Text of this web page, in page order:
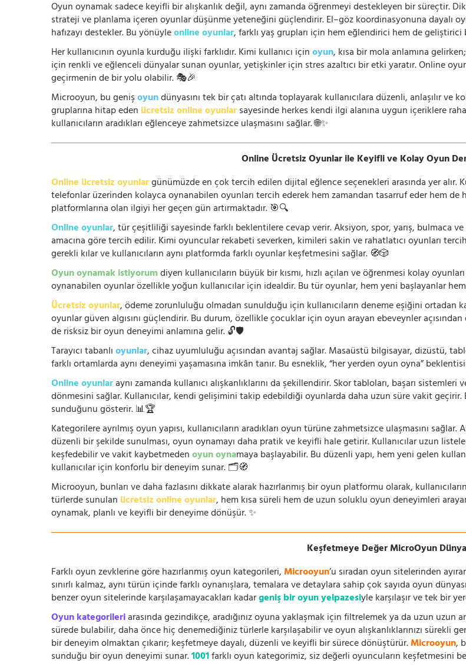
Oyun oynamak sadece keyifli bir alışkanlık değil, aynı zamanda öğrenmeyi destekleyen bir süreçtir.
strateji ve planlama içeren oyunlar düşünme yeteneğini güçlendirir. El–göz koordinasyonuna dayalı
hafızayı destekler. Bu yönüyleonline oyunlar, farklı yaş grupları için hem eğlendirici hem de
Her kullanıcının oyunla kurduğu ilişki farklıdır. Kimi kullanıcı içinoyun, kısa bir mola anlamına
için renkli ve eğlenceli dünyalar sunan oyunlar, yetişkinler için stres azaltıcı bir etki yaratır. Online
geçirmenin de bir yolu olabilir. 🎭🎉
Microoyun, bu genişoyundünyasını tek bir çatı altında toplayarak kullanıcılara düzenli, anlaşılır
gruplarına hitap eden ücretsiz online oyunlarsayesinde herkes kendi ilgi alanına uygun içeriklere
kullanıcıların aradıkları eğlenceye zahmetsizce ulaşmasını sağlar. 🌐✨
Online Ücretsiz Oyunlar ile Keyifli ve Kolay Oyun
Online ücretsiz oyunlargünümüzde en çok tercih edilen dijital eğlence seçenekleri arasında yer
telefonlar üzerinden kolayca oynanabilen oyunları tercih ederek hem zamandan tasarruf eder hem de
platformlarına olan ilgiyi her geçen gün artırmaktadır. 🎯🔍
Online oyunlar, tür çeşitliliği sayesinde farklı beklentilere cevap verir. Aksiyon, spor, yarış, bulmaca
amacına göre tercih edilir. Kimi oyuncular rekabeti severken, kimileri sakin ve rahatlatıcı oyunları
gerekli kılar ve kullanıcıların aynı platformda farklı oyunlar keşfetmesini sağlar. 🧭🎲
Oyun oynamak istiyorumdiyen kullanıcıların büyük bir kısmı, hızlı açılan ve öğrenmesi kolay
oynanabilen oyunlar özellikle yoğun kullanıcılar için idealdir. Bu tür oyunlar, hem yeni başlayanlar
Ücretsiz oyunlar, ödeme zorunluluğu olmadan sunulduğu için kullanıcıların deneme eşiğini ortadan
oyunlar güven algısını güçlendirir. Bu durum, özellikle çocuklar için oyun arayan ebeveynler
de risksiz bir oyun deneyimi anlamına gelir. 🔓🛡️
Tarayıcı tabanlıoyunlar, cihaz uyumluluğu açısından avantaj sağlar. Masaüstü bilgisayar, dizüstü,
farklı ortamlarda aynı deneyimi yaşamasına imkân tanır. Bu esneklik, “her yerden oyun oyna”
Online oyunlaraynı zamanda kullanıcı alışkanlıklarını da şekillendirir. Skor tabloları, başarı
dönmesini sağlar. Kullanıcılar, kendi gelişimini takip edebildiği oyunlarda daha uzun süre vakit
sunduğunu gösterir. 📊🏆
Kategorilere ayrılmış oyun yapısı, kullanıcıların aradıkları oyun türüne zahmetsizce ulaşmasını
düzenli bir şekilde sunulması, oyun oynamayı daha pratik ve keyifli hale getirir. Kullanıcılar uzun
keşfedebilir ve vakit kaybetmedenoyun oynamaya başlayabilir. Bu düzenli yapı, hem yeni gelen
kullanıcılar için konforlu bir deneyim sunar. 🗂️🧭
Microoyun, bunları ve daha fazlasını dikkate alarak hazırlanmış bir oyun platformu olarak,
türlerde sunulan ücretsiz online oyunlar, hem kısa süreli hem de uzun soluklu oyun deneyimleri
oynamak, planlı ve keyifli bir deneyime dönüşür. ✨
Keşfetmeye Değer MicroOyun
Farklı oyun zevklerine göre hazırlanmış oyun kategorileri,Microoyun’u sıradan oyun sitelerinden
sınırlı kalmaz, aynı türün içinde farklı oynanışlara, temalara ve detaylara sahip çok sayıda oyun
benzer oyun sitelerinde karşılaşamayacakları kadargeniş bir oyun yelpazesiyle karşılaşır ve tek bir
Oyun kategorileriarasında gezindikçe, aradığınız oyuna yaklaşmak için filtrelemek ya da uzun uzun
sürede bulabilir, daha önce hiç denemediğiniz türlerle karşılaşabilir ve oyun alışkanlıklarınızı sürekli
bir deneyim olmaktan çıkarır; keşfetmeye dayalı, düzenli ve keyifli bir sürece dönüştürür.Microoyun,
sunduğu bir oyun deneyimi sunar.1001farklı oyun kategorimiz, siz değerli oyuncuların keşfetmesini